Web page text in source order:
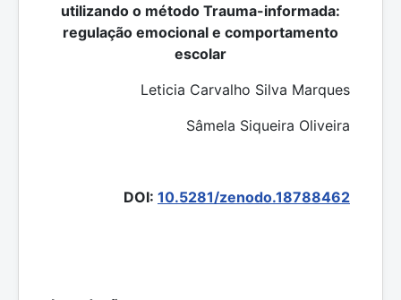
utilizando o método Trauma-informada:
regulação emocional e comportamento
escolar
Leticia Carvalho Silva Marques
Sâmela Siqueira Oliveira
DOI: 10.5281/zenodo.18788462